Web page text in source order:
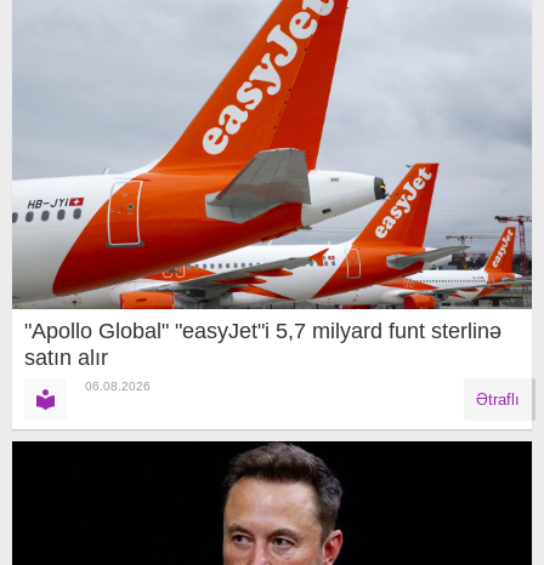
"Apollo Global" "easyJet"i 5,7 milyard funt sterlinə
satın alır
06.08.2026
Ətraflı